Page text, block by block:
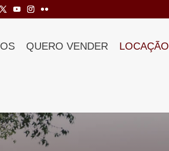
QUERO VENDER LOCAÇÃO